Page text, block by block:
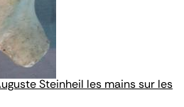
Steinheil les mains sur les